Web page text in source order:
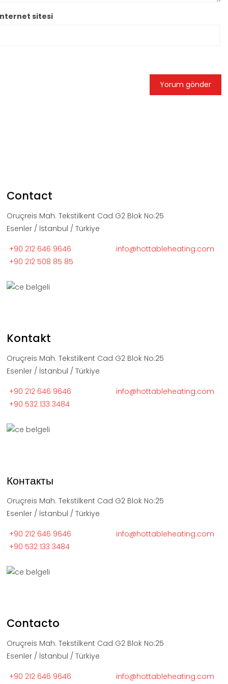
sitesi
Contact
Oruçreis Mah. Tekstilkent Cad G2 Blok No:25
Esenler / İstanbul / Türkiye
+90 212 646 9646
+90 212 508 85 85
info@hottableheating.com
Kontakt
Oruçreis Mah. Tekstilkent Cad G2 Blok No:25
Esenler / İstanbul / Türkiye
+90 212 646 9646
+90 532 133 3484
info@hottableheating.com
Контакты
Oruçreis Mah. Tekstilkent Cad G2 Blok No:25
Esenler / İstanbul / Türkiye
+90 212 646 9646
+90 532 133 3484
info@hottableheating.com
Contacto
Oruçreis Mah. Tekstilkent Cad G2 Blok No:25
Esenler / İstanbul / Türkiye
+90 212 646 9646
info@hottableheating.com